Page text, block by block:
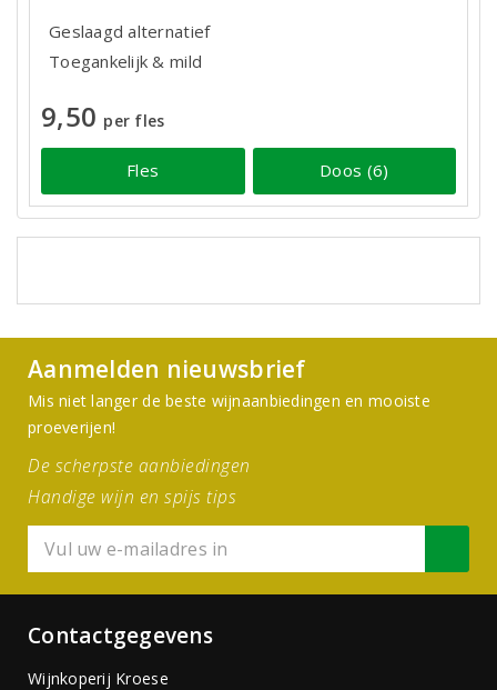
Geslaagd alternatief
Toegankelijk & mild
9,50 per fles
Fles Doos (6)
Aanmelden nieuwsbrief
Mis niet langer de beste wijnaanbiedingen en mooiste
proeverijen!
De scherpste aanbiedingen
Handige wijn en spijs tips
Contactgegevens
Wijnkoperij Kroese